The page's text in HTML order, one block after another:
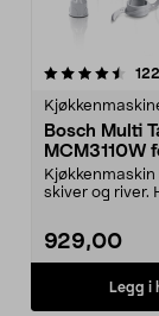
Bosch Multi
MCM3110W
skiver og river.
929,00
Legg i
4.5 av 5